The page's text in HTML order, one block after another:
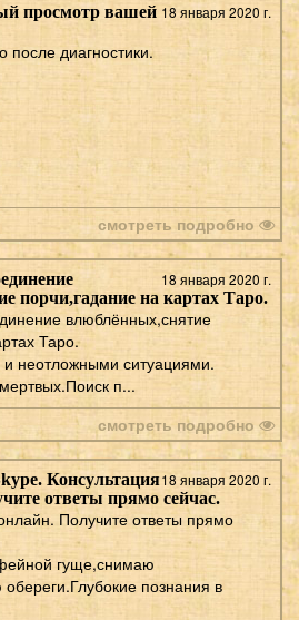
18 января 2020 г.
просмотр вашей
после диагностики.
смотреть подробно
18 января 2020 г.
порчи,гадание на картах Таро.
влюблённых,снятие
Таро.
неотложными ситуациями.
п...
смотреть подробно
18 января 2020 г.
Консультация
ответы прямо сейчас.
Получите ответы прямо
гуще,снимаю
познания в